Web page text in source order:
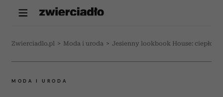
Zwierciadlo.pl > Moda i uroda > Jesienny lookbook House: ciepło i
MODA I URODA